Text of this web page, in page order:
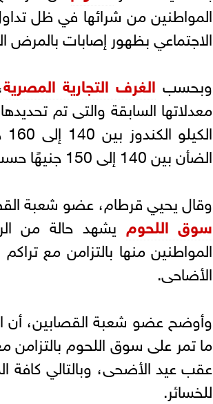
المواطنين من شرائها في ظل
الاجتماعي بظهور إصابات بالمرض
وبحسب الغرف التجارية المصرية
معدلاتها السابقة والتى تم
الضأن بين 140 إلى 150 جنيهًا حسب المنطقة السكنية.
وقال يحيي قرطام، عضو شعبة
سوق اللحوم يشهد حالة من
المواطنين منها بالتزامن مع
الأضاحى.
وأوضح عضو شعبة القصابين، أن
ما تمر على سوق اللحوم بالتزامن
عقب عيد الأضحى، وبالتالي كافة
للخسائر.